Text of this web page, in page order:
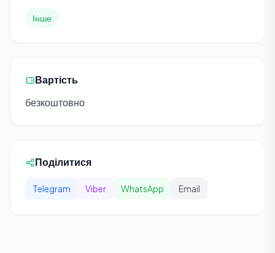
Інше
Вартість
безкоштовно
Поділитися
Telegram Viber WhatsApp Email